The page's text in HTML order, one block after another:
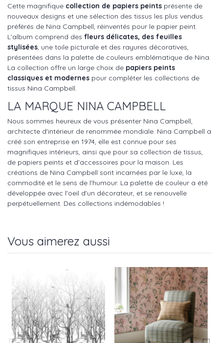
Cette magnifique collection de papiers peints présente de
nouveaux designs et une sélection des tissus les plus vendus
préférés de Nina Campbell, réinventés pour le papier peint.
L’album comprend des fleurs délicates, des feuilles
stylisées, une toile picturale et des rayures décoratives,
présentées dans la palette de couleurs emblématique de Nina.
La collection offre un large choix de papiers peints
classiques et modernes pour compléter les collections de
tissus Nina Campbell.
LA MARQUE NINA CAMPBELL
Nous sommes heureux de vous présenter Nina Campbell,
architecte d'intérieur de renommée mondiale. Nina Campbell a
créé son entreprise en 1974, elle est connue pour ses
magnifiques intérieurs, ainsi que pour sa collection de tissus,
de papiers peints et d'accessoires pour la maison. Les
créations de Nina Campbell sont incarnées par le luxe, la
commodité et le sens de l'humour. La palette de couleur a été
développée avec l'oeil d'un décorateur, et se renouvelle
perpétuellement. Des collections indémodables !
Vous aimerez aussi